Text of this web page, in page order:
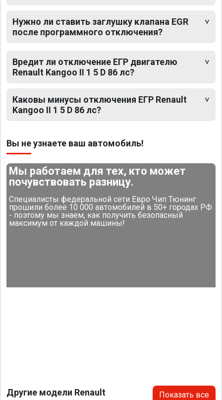
Нужно ли ставить заглушку клапана EGR
после программного отключения?
Вредит ли отключение ЕГР двигателю
Renault Kangoo II 1 5 D 86 лс?
Каковы минусы отключения ЕГР Renault
Kangoo II 1 5 D 86 лс?
Вы не узнаете ваш автомобиль!
Мы работаем для тех, кто может
почувствовать разницу.
Специалисты федеральной сети Евро Чип Тюнинг
прошили более 10 000 автомобилей в 50+ городах РФ
- поэтому мы знаем, как получить безопасный
максимум от каждой машины!
Другие модели Renault Показать все